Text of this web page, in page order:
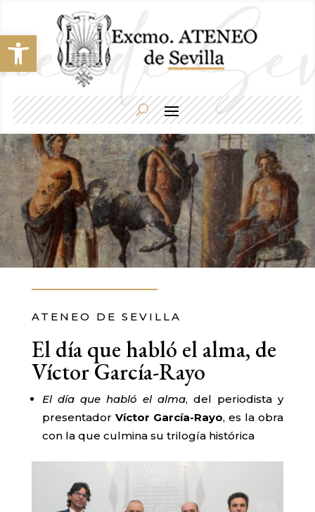
Abrir barra de herramientas
ATENEO DE SEVILLA
El día que habló el alma, de
Víctor García-Rayo
El día que habló el alma, del periodista y
presentador Víctor García-Rayo, es la obra
con la que culmina su trilogía histórica